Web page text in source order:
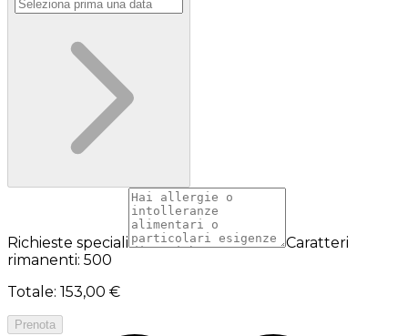
Richieste speciali
Caratteri
rimanenti: 500
Totale: 153,00 €
Prenota